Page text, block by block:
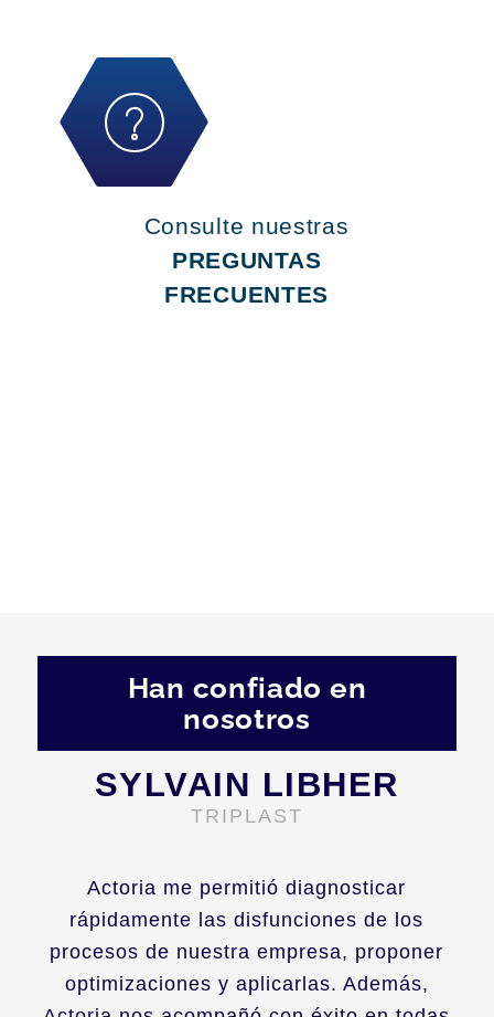
Consulte nuestras
PREGUNTAS
FRECUENTES
Han confiado en
nosotros
Actoria me permitió diagnosticar
rápidamente las disfunciones de los
procesos de nuestra empresa, proponer
optimizaciones y aplicarlas. Además,
SYLVAIN LIBHER
TRIPLAST